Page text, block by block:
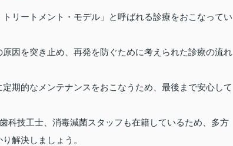
リートメント・モデル」と呼ばれる診療をおこなってい
因を突き止め、再発を防ぐために考えられた診療の流れ
期的なメンテナンスをおこなうため、最後まで安心して
科技工士、消毒減菌スタッフも在籍しているため、多方
解決しましょう。